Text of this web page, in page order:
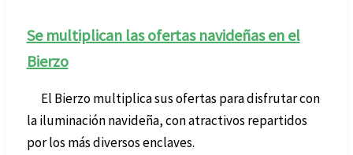
Se multiplican las ofertas navideñas en el
Bierzo
El Bierzo multiplica sus ofertas para disfrutar con
la iluminación navideña, con atractivos repartidos
por los más diversos enclaves.